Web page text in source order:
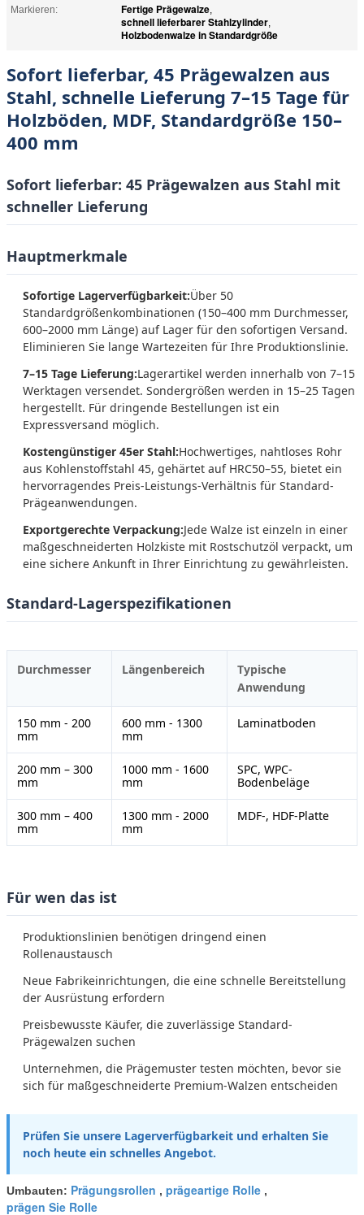
Markieren: Fertige Prägewalze,
schnell lieferbarer Stahlzylinder,
Holzbodenwalze in Standardgröße
Sofort lieferbar, 45 Prägewalzen aus
Stahl, schnelle Lieferung 7–15 Tage für
Holzböden, MDF, Standardgröße 150–
400 mm
Sofort lieferbar: 45 Prägewalzen aus Stahl mit
schneller Lieferung
Hauptmerkmale
Sofortige Lagerverfügbarkeit:Über 50
Standardgrößenkombinationen (150–400 mm Durchmesser,
600–2000 mm Länge) auf Lager für den sofortigen Versand.
Eliminieren Sie lange Wartezeiten für Ihre Produktionslinie.
7–15 Tage Lieferung:Lagerartikel werden innerhalb von 7–15
Werktagen versendet. Sondergrößen werden in 15–25 Tagen
hergestellt. Für dringende Bestellungen ist ein
Expressversand möglich.
Kostengünstiger 45er Stahl:Hochwertiges, nahtloses Rohr
aus Kohlenstoffstahl 45, gehärtet auf HRC50–55, bietet ein
hervorragendes Preis-Leistungs-Verhältnis für Standard-
Prägeanwendungen.
Exportgerechte Verpackung:Jede Walze ist einzeln in einer
maßgeschneiderten Holzkiste mit Rostschutzöl verpackt, um
eine sichere Ankunft in Ihrer Einrichtung zu gewährleisten.
Standard-Lagerspezifikationen
Durchmesser Längenbereich
Typische
Anwendung
150 mm - 200
mm
600 mm - 1300
mm
Laminatboden
200 mm – 300
mm
1000 mm - 1600
mm
SPC, WPC-
Bodenbeläge
300 mm – 400
mm
1300 mm - 2000
mm
MDF-, HDF-Platte
Für wen das ist
Produktionslinien benötigen dringend einen
Rollenaustausch
Neue Fabrikeinrichtungen, die eine schnelle Bereitstellung
der Ausrüstung erfordern
Preisbewusste Käufer, die zuverlässige Standard-
Prägewalzen suchen
Unternehmen, die Prägemuster testen möchten, bevor sie
sich für maßgeschneiderte Premium-Walzen entscheiden
Prüfen Sie unsere Lagerverfügbarkeit und erhalten Sie
noch heute ein schnelles Angebot.
Umbauten: Prägungsrollen , prägeartige Rolle ,
prägen Sie Rolle